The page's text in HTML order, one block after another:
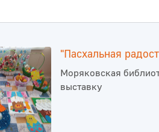
"Пасхальная
Моряковская
выставку